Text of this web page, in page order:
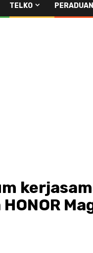
TELKO PERADUAN